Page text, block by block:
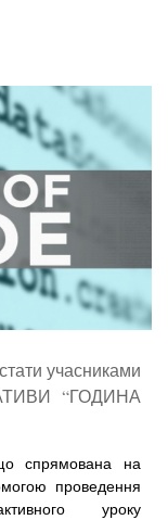
учасниками
“ГОДИНА
спрямована на
проведення
уроку